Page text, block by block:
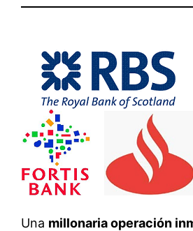
Una millonaria operación